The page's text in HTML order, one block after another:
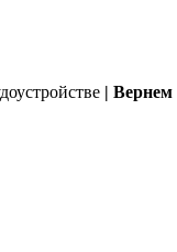
| Вернем